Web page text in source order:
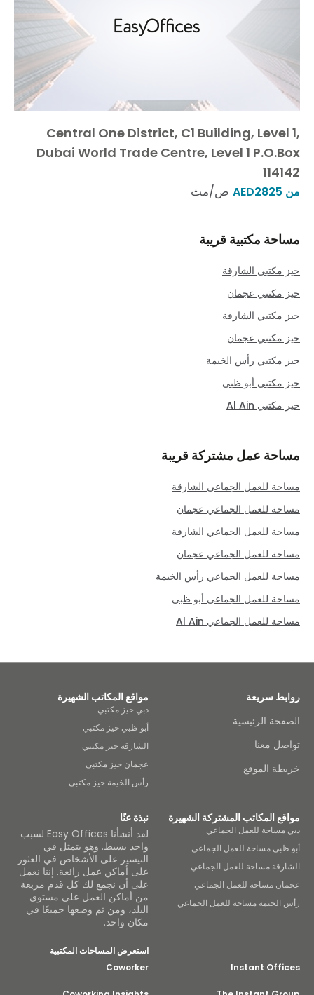
Central One District, C1 Building, Level 1,
Dubai World Trade Centre, Level 1 P.O.Box
114142
من AED2825 ص/مث
مساحة مكتبية قريبة
حيز مكتبي الشارقة
حيز مكتبي عجمان
حيز مكتبي الشارقة
حيز مكتبي عجمان
حيز مكتبي رأس الخيمة
حيز مكتبي أبو ظبي
حيز مكتبي Al Ain
مساحة عمل مشتركة قريبة
مساحة للعمل الجماعي الشارقة
مساحة للعمل الجماعي عجمان
مساحة للعمل الجماعي الشارقة
مساحة للعمل الجماعي عجمان
مساحة للعمل الجماعي رأس الخيمة
مساحة للعمل الجماعي أبو ظبي
مساحة للعمل الجماعي Al Ain
روابط سريعة
الصفحة الرئيسية
تواصل معنا
خريطة الموقع
مواقع المكاتب الشهيرة
دبي حيز مكتبي
أبو ظبي حيز مكتبي
الشارقة حيز مكتبي
عجمان حيز مكتبي
رأس الخيمة حيز مكتبي
مواقع المكاتب المشتركة الشهيرة
دبي مساحة للعمل الجماعي
أبو ظبي مساحة للعمل الجماعي
الشارقة مساحة للعمل الجماعي
عجمان مساحة للعمل الجماعي
رأس الخيمة مساحة للعمل الجماعي
نبذة عنّا
لقد أنشأنا Easy Offices لسبب
واحد بسيط. وهو يتمثل في
التيسير على الأشخاص في العثور
على أماكن عمل رائعة. إننا نعمل
على أن نجمع لك كل قدم مربعة
من أماكن العمل على مستوى
البلد، ومن ثم وضعها جميعًا في
مكان واحد.
استعرض المساحات المكتبية
Instant Offices
Coworker